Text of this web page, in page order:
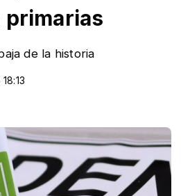
primarias
de la historia